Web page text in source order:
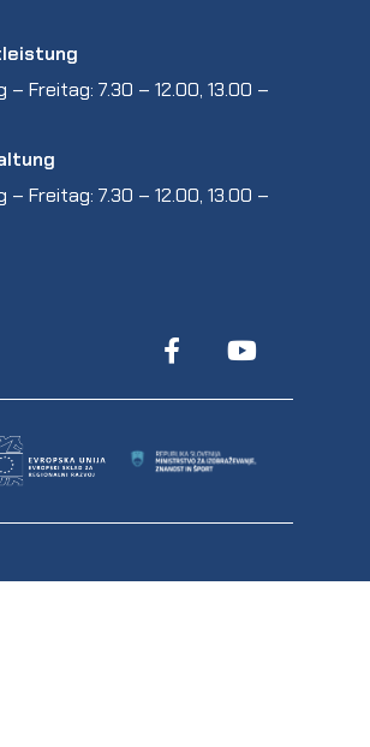
– Freitag: 7.30 – 12.00, 13.00 –
– Freitag: 7.30 – 12.00, 13.00 –